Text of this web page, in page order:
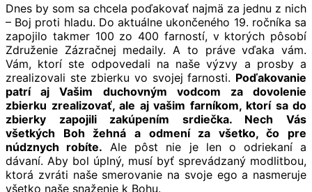
Dnes by som sa chcela poďakovať najmä za jednu z nich
– Boj proti hladu. Do aktuálne ukončeného 19. ročníka sa
zapojilo takmer 100 zo 400 farností, v ktorých pôsobí
Združenie Zázračnej medaily. A to práve vďaka vám.
Vám, ktorí ste odpovedali na naše výzvy a prosby a
zrealizovali ste zbierku vo svojej farnosti. Poďakovanie
patrí aj Vašim duchovným vodcom za dovolenie
zbierku zrealizovať, ale aj vašim farníkom, ktorí sa do
zbierky zapojili zakúpením srdiečka. Nech Vás
všetkých Boh žehná a odmení za všetko, čo pre
núdznych robíte. Ale pôst nie je len o odriekaní a
dávaní. Aby bol úplný, musí byť sprevádzaný modlitbou,
ktorá zvráti naše smerovanie na svoje ego a nasmeruje
všetko naše snaženie k Bohu.